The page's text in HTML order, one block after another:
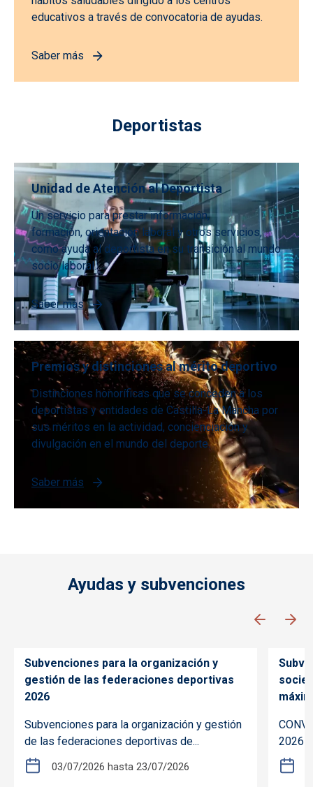
educativos a través de convocatoria de ayudas.
Saber más
Deportistas
Unidad de Atención al Deportista
Un servicio para prestar información,
formación, orientación laboral y otros servicios,
como ayuda al deportista en su transición al mundo
socio laboral.
Saber más
Premios y distinciones al mérito deportivo
Distinciones honoríficas que se conceden a los
deportistas y entidades de Castilla-La Mancha por
sus méritos en la actividad, concienciación y
divulgación en el mundo del deporte.
Saber más
Ayudas y subvenciones
Subvenciones para la organización y
gestión de las federaciones deportivas
2026
Subvenciones para la organización y gestión
de las federaciones deportivas de...
03/07/2026 hasta 23/07/2026
2026